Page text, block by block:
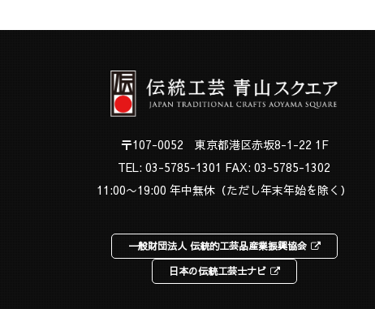
〒107-0052 東京都港区赤坂8-1-22 1F
TEL: 03-5785-1301 FAX: 03-5785-1302
11:00〜19:00 年中無休（ただし年末年始を除く）
一般財団法人 伝統的工芸品産業振興協会
日本の伝統工芸士ナビ